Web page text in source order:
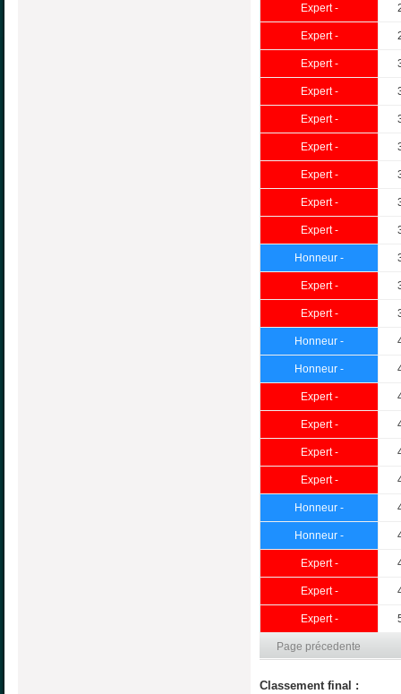
Expert -
Expert -
Expert -
Expert -
Expert -
Expert -
Expert -
Expert -
Expert -
Honneur -
Expert -
Expert -
Honneur -
Honneur -
Expert -
Expert -
Expert -
Expert -
Honneur -
Honneur -
Expert -
Expert -
Expert -
Page précedente
Classement final :